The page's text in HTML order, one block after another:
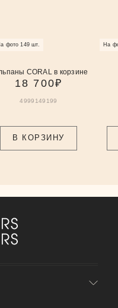
фото 149 шт.
CORAL в корзине
18 700₽
4999 149 199
В КОРЗИНУ
На